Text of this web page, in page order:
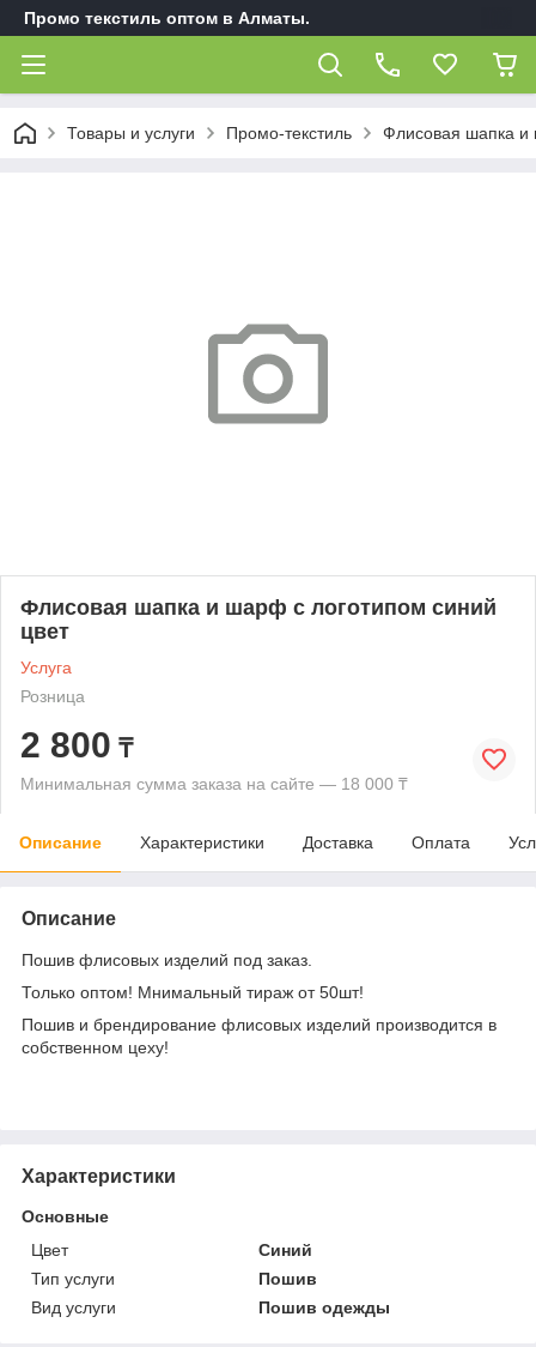
Промо текстиль оптом в Алматы.
Товары и услуги Промо-текстиль Флисовая шапка и
Флисовая шапка и шарф с логотипом синий
цвет
Услуга
Розница
2 800 ₸
Минимальная сумма заказа на сайте — 18 000 ₸
Описание Характеристики Доставка Оплата
Описание
Пошив флисовых изделий под заказ.
Только оптом! Мнимальный тираж от 50шт!
Пошив и брендирование флисовых изделий производится в
собственном цеху!
Характеристики
Основные
Цвет
Синий
Тип услуги
Пошив
Вид услуги
Пошив одежды